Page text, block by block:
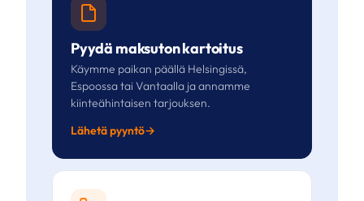
Pyydä maksuton kartoitus
Käymme paikan päällä Helsingissä,
Espoossa tai Vantaalla ja annamme
kiinteähintaisen tarjouksen.
Lähetä pyyntö